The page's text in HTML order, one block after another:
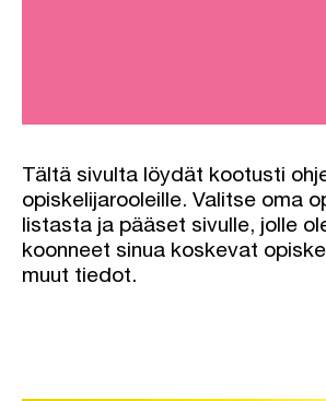
Tältä sivulta löydät kootusti
opiskelijarooleille. Valitse oma
listasta ja pääset sivulle, jolle
koonneet sinua koskevat
muut tiedot.